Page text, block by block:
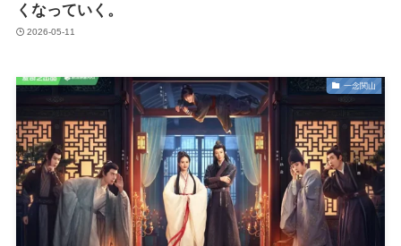
くなっていく。
2026-05-11
一念関山